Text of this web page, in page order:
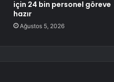
için 24 bin personel göreve
hazır
Ağustos 5, 2026